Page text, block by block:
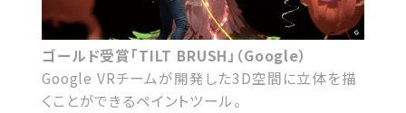
ゴールド受賞「TILT BRUSH」（Google）
Google VRチームが開発した3D空間に立体を描
くことができるペイントツール。